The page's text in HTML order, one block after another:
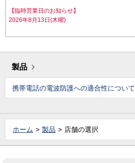
【臨時営業日のお知らせ】
2026年8月13日(木曜)
製品
携帯電話の電波防護への適合性について
ホーム 製品 店舗の選択